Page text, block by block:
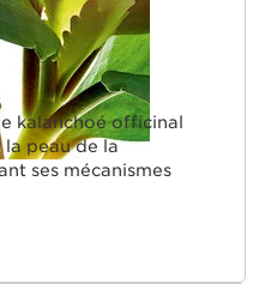
kalanchoé officinal
peau de la
ses mécanismes